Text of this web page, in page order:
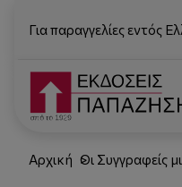
Για παραγγελίες εντός
Αρχική Οι Συγγραφείς